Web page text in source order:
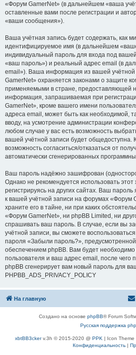
«Форум GamerNet» (в дальнейшем «ваша
оставленные вами после регистрации и
«ваши сообщения»).
Ваша учётная запись будет содержать, как
идентифицируемое имя (в дальнейшем
индивидуальный пароль для входа под
«ваш пароль») и реальный адрес email (в
email»). Ваша информация из вашей
GamerNet» охраняется законами о защите
применяемыми в стране, предоставляющей
информация, запрашиваемая при
GamerNet», кроме вашего имени
адреса email, может быть как необходимой,
вводу, на усмотрение администрации
любом случае у вас есть возможность
вашей учётной записи будет общедоступна.
возможность согласиться/отказаться от
автоматически сгенерированных
Ваш пароль надёжно зашифрован
Однако не рекомендуется использовать
регистрируясь на других сайтах. Ваш пароль
к вашей учётной записи на форумах «Форум
храните его в тайне, ни при каких
«Форум GamerNet», ни phpBB Limited, ни
спрашивать ваш пароль. В случае, если вы
учётной записи, вы сможете
пароля «Забыли пароль?»,
обеспечением phpBB. Вам будет
пользователя и ваш адрес email, после чего
phpBB сгенерирует вам новый пароль для
PHPBB_ADS_PRIVACY_POLICY
На главную
Создано на основе phpBB® Forum
Русская поддержка
xbtBB3ckerv.3h © 2015-2020 @ PPK | Icon Theme
Конфиденциальность|